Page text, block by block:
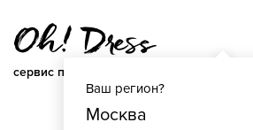
сервис по подбору свадебных платьев
Ваш регион?
Москва